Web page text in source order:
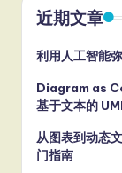
近期文章
利用人工智能
Diagram as
基于文本的
从图表到动态
门指南